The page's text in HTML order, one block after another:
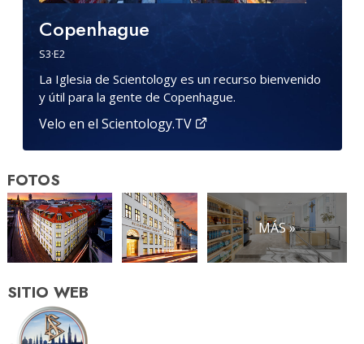
Copenhague
S3·E2
La Iglesia de Scientology es un recurso bienvenido
y útil para la gente de Copenhague.
Velo en el Scientology.TV
FOTOS
MÁS »
SITIO WEB